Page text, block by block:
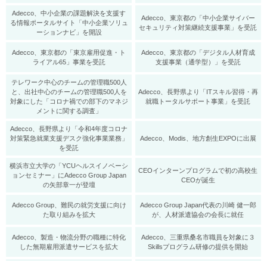
Adecco、中小企業の課題解決を支援す
る情報ポータルサイト「中小企業ソリュ
ーションナビ」を開設
Adecco、東京都の「中小企業サイバー
セキュリティ対策継続支援事業」を受託
Adecco、東京都の「東京雇用促進・ト
ライアル65」事業を受託
Adecco、東京都の「デジタル人材育成
支援事業（通学型）」を受託
テレワーク中心のチームの管理職500人
と、出社中心のチームの管理職500人を
対象にした「コロナ禍での部下のマネジ
メントに関する調査」
Adecco、長野県より「ITスキル習得・再
就職トータルサポート事業」を受託
Adecco、長野県より「令和4年度コロナ
対策緊急就業支援デスク強化事業業務」
を受託
Adecco、Modis、地方創生EXPOに出展
横浜市立大学の「YCUヘルスイノベーシ
ョンセミナー」にAdecco Group Japan
の矢部章一が登壇
CEOインターンプログラムで初の高校生
CEOが誕生
Adecco Group、難民の就労支援に向け
た取り組みを拡大
Adecco Group Japan代表の川崎 健一郎
が、人材派遣協会の会長に就任
Adecco、製造・物流分野の職種に特化
した無期雇用派遣サービスを拡大
Adecco、三重県桑名市職員を対象に３
Skillsプログラム研修の提供を開始